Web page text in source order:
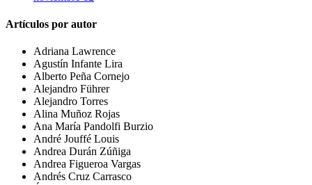
Artículos por autor
Adriana Lawrence
Agustín Infante Lira
Alberto Peña Cornejo
Alejandro Führer
Alejandro Torres
Alina Muñoz Rojas
Ana María Pandolfi Burzio
André Jouffé Louis
Andrea Durán Zúñiga
Andrea Figueroa Vargas
Andrés Cruz Carrasco